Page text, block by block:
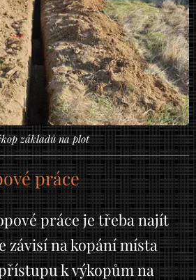
základů na plot
práce
práce je třeba najít
závisí na kopání místa
k výkopům na